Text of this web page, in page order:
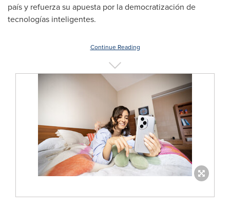
país y refuerza su apuesta por la democratización de
tecnologías inteligentes.
Continue Reading